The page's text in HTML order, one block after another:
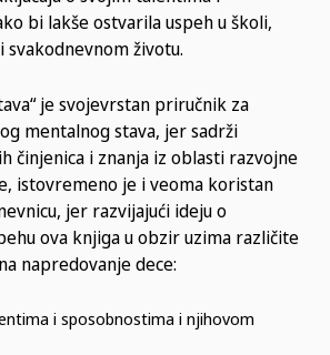
bi lakše ostvarila uspeh u školi,
životu.
je svojevrstan priručnik za
mentalnog stava, jer sadrži
činjenica i znanja iz oblasti razvojne
istovremeno je i veoma koristan
jer razvijajući ideju o
ova knjiga u obzir uzima različite
napredovanje dece:
i sposobnostima i njihovom